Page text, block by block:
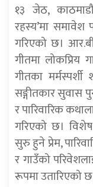
१३ जेठ,
रहस्य’मा समावेश
गरिएको छ।
गीतमा लोकप्रिय
गीतका
सङ्गीतकार सुवास
र पारिवारिक
गरिएको छ।
सुरु हुने प्रेम,
र गाउँको
रूपमा उतारिएको